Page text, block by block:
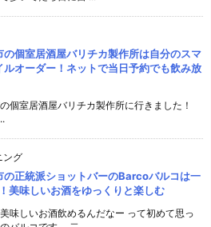
の個室居酒屋バリチカ製作所は自分のスマ
ルオーダー！ネットで当日予約でも飲み放
個室居酒屋バリチカ製作所に行きました！
ング
の正統派ショットバーのBarcoバルコは一
美味しいお酒をゆっくりと楽しむ
味しいお酒飲めるんだなー って初めて思っ